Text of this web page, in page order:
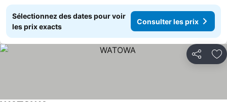
Sélectionnez des dates pour voir
les prix exacts
Consulter les prix
Partager